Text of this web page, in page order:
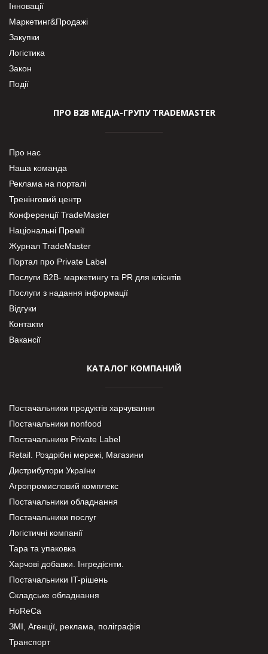
Інновації
Маркетинг&Продажі
Закупки
Логістика
Закон
Події
ПРО В2В МЕДІА-ГРУПУ TRADEMASTER
Про нас
Наша команда
Реклама на порталі
Тренінговий центр
Конференції TradeMaster
Національні Премії
Журнал TradeMaster
Портал про Private Label
Послуги В2В- маркетингу та PR для клієнтів
Послуги з надання інформації
Відгуки
Контакти
Вакансії
КАТАЛОГ КОМПАНИЙ
Постачальники продуктів харчування
Постачальники nonfood
Постачальники Private Label
Retail. Роздрібні мережі, Магазини
Дистрибутори України
Агропромисловий комплекс
Постачальники обладнання
Постачальники послуг
Логістичні компанії
Тара та упаковка
Харчові добавки. Інгредієнти.
Постачальники IT-рішень
Складське обладнання
HoReCa
ЗМІ, Агенції, реклама, поліграфія
Транспорт